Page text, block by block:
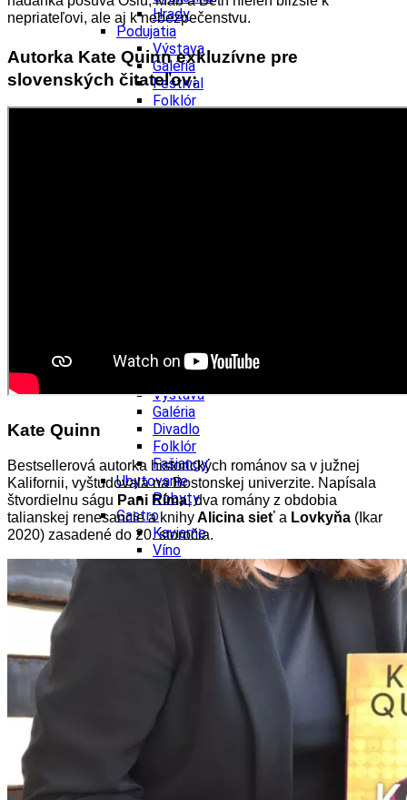
Hrady
Podujatia
Výstava
Galéria
Festival
Folklór
Hrady
Výstava
Galéria
Divadlo
Folklór
Fašiangy
Ubytovanie
Pobyty
Gastro
Kaviarne
Víno
Kultúra a tradície
Šport a agroturistika
Ekonomika obchod a doprava
Cyklistika
Podujatia
nepriateľovi, ale aj k nebezpečenstvu.
Autorka Kate Quinn exkluzívne pre
slovenských čitateľov:
Kate Quinn
Bestsellerová autorka historických románov sa v južnej
Kalifornii, vyštudovala na Bostonskej univerzite. Napísala
štvordielnu ságu Pani Ríma, dva romány z obdobia
talianskej renesancie a knihyAlicina sieť a Lovkyňa (Ikar
2020) zasadené do 20. storočia.